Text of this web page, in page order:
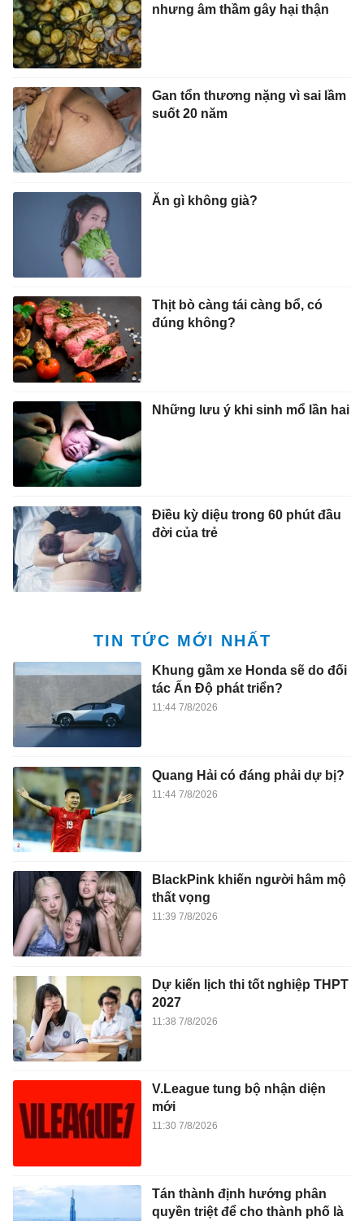
nhưng âm thầm gây hại thận
Gan tổn thương nặng vì sai lầm
suốt 20 năm
Ăn gì không già?
Thịt bò càng tái càng bổ, có
đúng không?
Những lưu ý khi sinh mổ lần hai
Điều kỳ diệu trong 60 phút đầu
đời của trẻ
TIN TỨC MỚI NHẤT
Khung gầm xe Honda sẽ do đối
tác Ấn Độ phát triển?
11:44 7/8/2026
Quang Hải có đáng phải dự bị?
11:44 7/8/2026
BlackPink khiến người hâm mộ
thất vọng
11:39 7/8/2026
Dự kiến lịch thi tốt nghiệp THPT
2027
11:38 7/8/2026
V.League tung bộ nhận diện
mới
11:30 7/8/2026
Tán thành định hướng phân
quyền triệt để cho thành phố là